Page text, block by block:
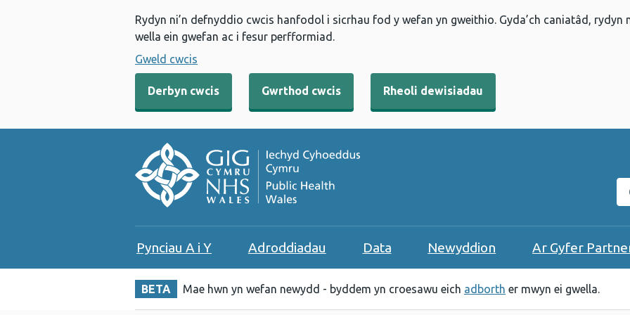
Rydyn ni’n defnyddio cwcis hanfodol i sicrhau fod y wefan yn gweithio. Gyda’ch caniatâd,
wella ein gwefan ac i fesur perfformiad.
Gweld cwcis
Derbyn cwcis Gwrthod cwcis Rheoli dewisiadau
Pynciau A i Y Adroddiadau Data Newyddion Ar Gyfer
BETA Mae hwn yn wefan newydd - byddem yn croesawu eich adborth er mwyn ei gwella.